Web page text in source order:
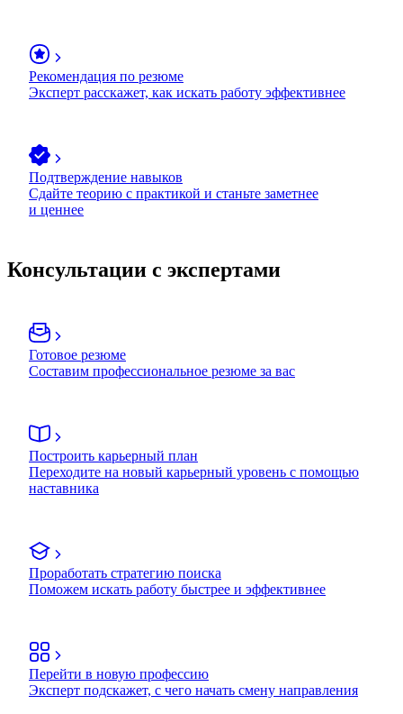
Рекомендация по резюме
Эксперт расскажет, как искать работу эффективнее
Подтверждение навыков
Сдайте теорию с практикой и станьте заметнее
и ценнее
Консультации с экспертами
Готовое резюме
Составим профессиональное резюме за вас
Построить карьерный план
Переходите на новый карьерный уровень с помощью
наставника
Проработать стратегию поиска
Поможем искать работу быстрее и эффективнее
Перейти в новую профессию
Эксперт подскажет, с чего начать смену направления